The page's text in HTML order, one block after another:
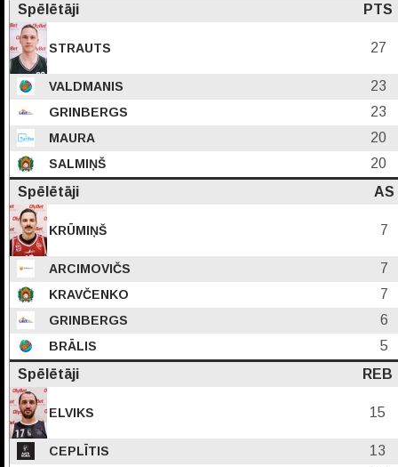
Spēlētāji
PTS
STRAUTS 27
VALDMANIS 23
GRINBERGS 23
MAURA 20
SALMIŅŠ
20
Spēlētāji
AS
KRŪMIŅŠ 7
ARCIMOVIČS 7
KRAVČENKO 7
GRINBERGS 6
BRĀLIS
5
Spēlētāji
REB
ELVIKS 15
CEPLĪTIS 13